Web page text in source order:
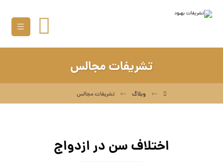
تشریفات مجالس
وبلاگ تشریفات مجالس
اختلاف سن در ازدواج